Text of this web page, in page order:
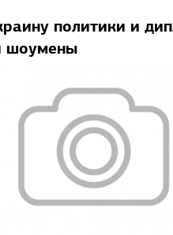
политики и
шоумены